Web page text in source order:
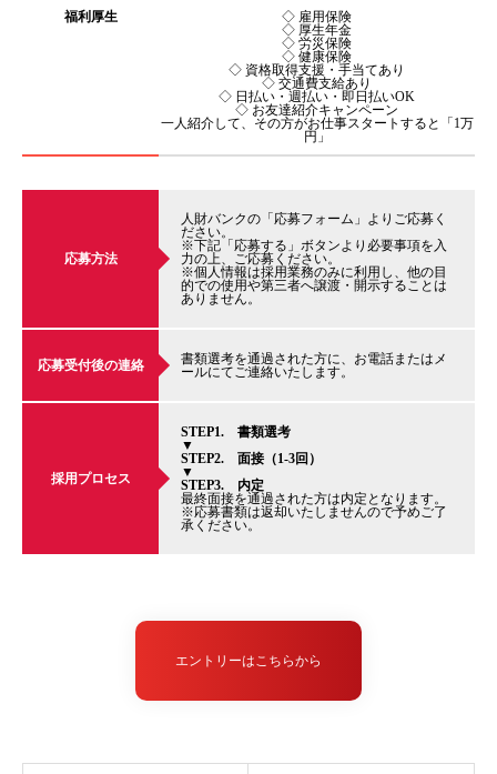
福利厚生
◇ 雇用保険
◇ 厚生年金
◇ 労災保険
◇ 健康保険
◇ 資格取得支援・手当てあり
◇ 交通費支給あり
◇ 日払い・週払い・即日払いOK
◇ お友達紹介キャンペーン
一人紹介して、その方がお仕事スタートすると「1万
円」
応募方法
人財バンクの「応募フォーム」よりご応募く
ださい。
※下記「応募する」ボタンより必要事項を入
力の上、ご応募ください。
※個人情報は採用業務のみに利用し、他の目
的での使用や第三者へ譲渡・開示することは
ありません。
応募受付後の連絡
書類選考を通過された方に、お電話またはメ
ールにてご連絡いたします。
採用プロセス
STEP1. 書類選考
▼
STEP2. 面接（1-3回）
▼
STEP3. 内定
最終面接を通過された方は内定となります。
※応募書類は返却いたしませんので予めご了
承ください。
エントリーはこちらから